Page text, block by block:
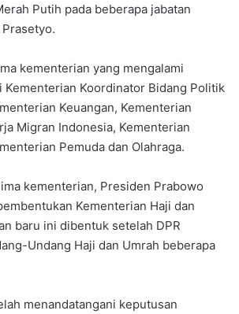
Putih pada beberapa jabatan
kementerian yang mengalami
Kementerian Koordinator Bidang Politik
Keuangan, Kementerian
Migran Indonesia, Kementerian
Pemuda dan Olahraga.
kementerian, Presiden Prabowo
Kementerian Haji dan
baru ini dibentuk setelah DPR
Undang Haji dan Umrah beberapa
menandatangani keputusan